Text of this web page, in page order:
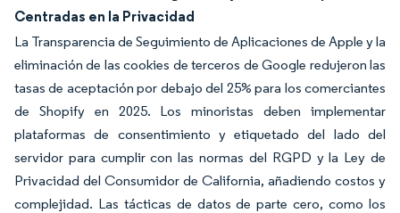
Centradas en la Privacidad
La Transparencia de Seguimiento de Aplicaciones de Apple y la
eliminación de las cookies de terceros de Google redujeron las
tasas de aceptación por debajo del 25% para los comerciantes
de Shopify en 2025. Los minoristas deben implementar
plataformas de consentimiento y etiquetado del lado del
servidor para cumplir con las normas del RGPD y la Ley de
Privacidad del Consumidor de California, añadiendo costos y
complejidad. Las tácticas de datos de parte cero, como los